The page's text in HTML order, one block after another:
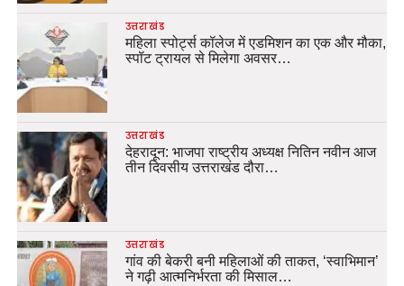
उत्तराखंड
महिला स्पोर्ट्स कॉलेज में एडमिशन का एक और मौका,
स्पॉट ट्रायल से मिलेगा अवसर…
उत्तराखंड
देहरादून: भाजपा राष्ट्रीय अध्यक्ष नितिन नवीन आज
तीन दिवसीय उत्तराखंड दौरा…
उत्तराखंड
गांव की बेकरी बनी महिलाओं की ताकत, ‘स्वाभिमान’
ने गढ़ी आत्मनिर्भरता की मिसाल…